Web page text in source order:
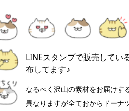
LINEスタンプで販売してい
布してます♪
なるべく沢山の素材をお届けす
異なりますが全ておからドーナ